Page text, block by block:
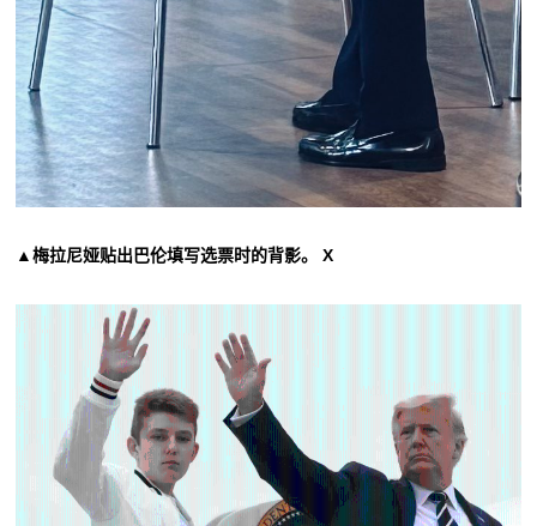
▲梅拉尼娅贴出巴伦填写选票时的背影。 X